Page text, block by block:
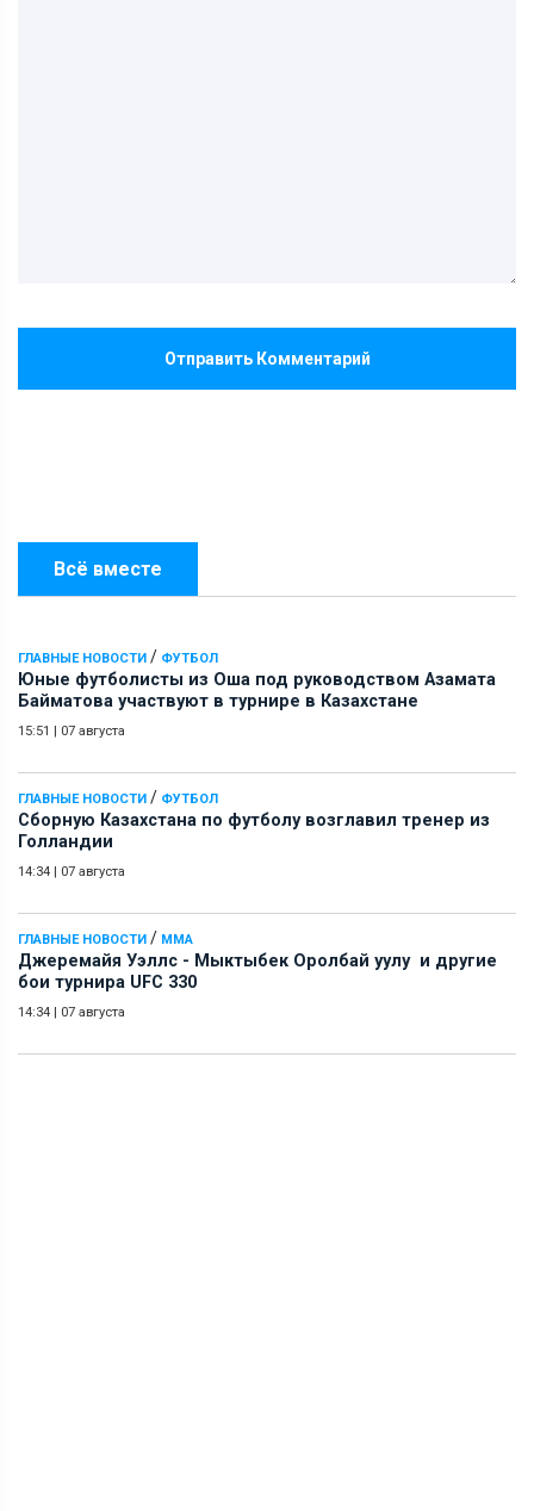
Всё вместе
ГЛАВНЫЕ НОВОСТИ / ФУТБОЛ
Юные футболисты из Оша под руководством Азамата
Байматова участвуют в турнире в Казахстане
15:51 | 07 августа
ГЛАВНЫЕ НОВОСТИ / ФУТБОЛ
Сборную Казахстана по футболу возглавил тренер из
Голландии
14:34 | 07 августа
ГЛАВНЫЕ НОВОСТИ / ММА
Джеремайя Уэллс - Мыктыбек Оролбай уулу и другие
бои турнира UFC 330
14:34 | 07 августа
Отправить Комментарий